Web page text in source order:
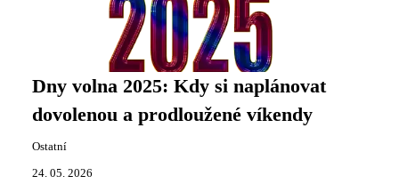
Dny volna 2025: Kdy si naplánovat
dovolenou a prodloužené víkendy
Ostatní
24. 05. 2026